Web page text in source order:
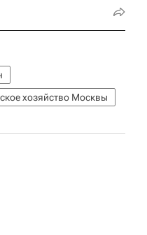
хозяйство Москвы